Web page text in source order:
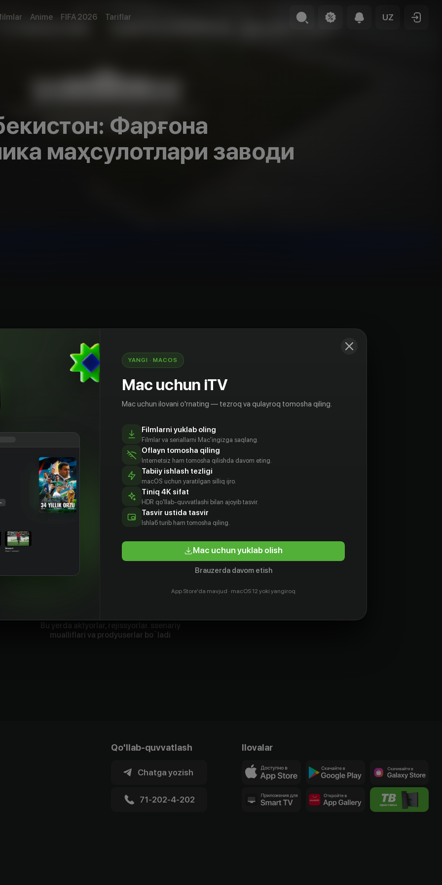
Anime FIFA 2026 Tariflar UZ
Фарғона
маҳсулотлари заводи
Фарғона туманидаги керамика
Обновляющийся Узбекистан: Завод
в Ферганском районе
Bu yerda aktyorlar, rejissyorlar. ssenariy
mualliflari va prodyuserlar bo`ladi
Qo'llab-quvvatlash
Chatga yozish
71-202-4-202
Ilovalar
YANGI · MACOS
Mac uchun iTV
Mac uchun ilovani o'rnating — tezroq va qulayroq tomosha qiling.
Filmlarni yuklab oling
Filmlar va seriallarni Mac'ingizga saqlang.
Oflayn tomosha qiling
Internetsiz ham tomosha qilishda davom eting.
Tabiiy ishlash tezligi
macOS uchun yaratilgan silliq ijro.
Tiniq 4K sifat
HDR qo'llab-quvvatlashi bilan ajoyib tasvir.
Tasvir ustida tasvir
Ishlаб turib ham tomosha qiling.
Mac uchun yuklab olish
Brauzerda davom etish
App Store'da mavjud · macOS 12 yoki yangiroq